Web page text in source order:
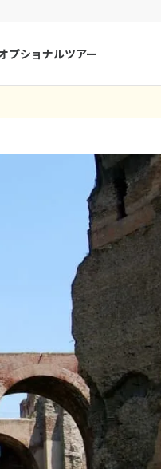
アイルランド
ハンガリー
フィンランド
エストニア
クロアチア
ルーマニア
フェロー諸島
プショナルツアー
だ履歴がありません
まだ登録がありません